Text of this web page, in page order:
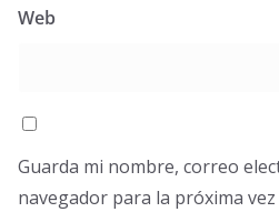
Web
Guarda mi nombre, correo
navegador para la próxima